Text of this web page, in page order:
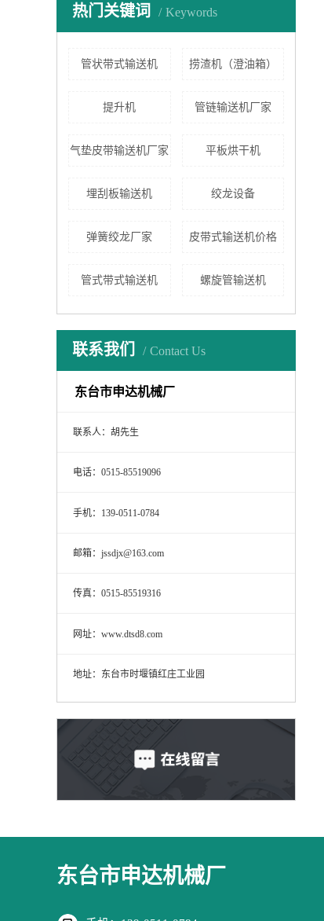
热门关键词 Keywords
管状带式输送机 捞渣机（澄油箱）
提升机 管链输送机厂家
气垫皮带输送机厂家 平板烘干机
埋刮板输送机 绞龙设备
弹簧绞龙厂家 皮带式输送机价格
管式带式输送机 螺旋管输送机
联系我们 Contact Us
东台市申达机械厂
联系人：胡先生
电话：0515-85519096
手机：139-0511-0784
邮箱：jssdjx@163.com
传真：0515-85519316
网址：www.dtsd8.com
地址：东台市时堰镇红庄工业园
东台市申达机械厂